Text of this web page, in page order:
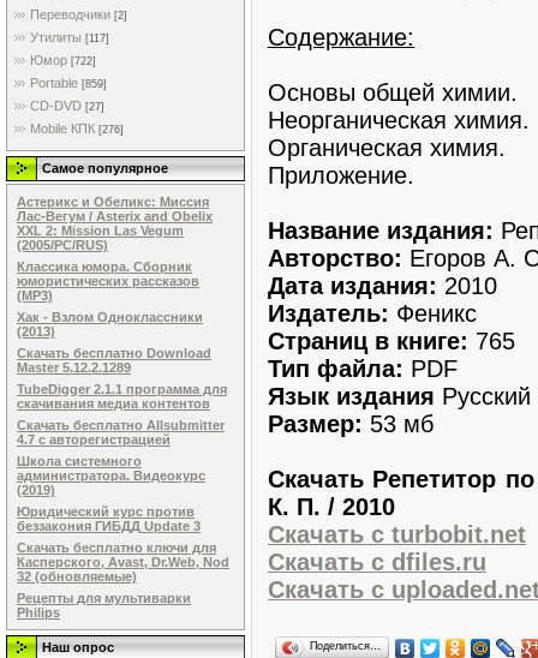
Переводчики [2]
Утилиты [117]
Юмор [722]
Portable [859]
CD-DVD [27]
Mobile КПК [276]
Самое популярное
Астерикс и Обеликс: Миссия
Лас-Вегум / Asterix and Obelix
XXL 2: Mission Las Vegum
(2005/PC/RUS)
Классика юмора. Сборник
юмористических рассказов
(MP3)
Хак - Взлом Одноклассники
(2013)
Скачать бесплатно Download
Master 5.12.2.1289
TubeDigger 2.1.1 программа для
скачивания медиа контентов
Скачать бесплатно Allsubmitter
4.7 с авторегистрацией
Школа системного
администратора. Видеокурс
(2019)
Юридический курс против
беззакония ГИБДД Update 3
Скачать бесплатно ключи для
Касперского, Avast, Dr.Web, Nod
32 (обновляемые)
Рецепты для мультиварки
Philips
Наш опрос
Содержание:
Основы общей химии.
Неорганическая химия.
Органическая химия.
Приложение.
Название издания:
Авторство: Егоров А.
Дата издания: 2010
Издатель: Феникс
Страниц в книге: 765
Тип файла: PDF
Язык издания Русский
Размер: 53 мб
Скачать Репетитор
К. П. / 2010
Скачать с turbobit.net
Скачать с dfiles.ru
Скачать с
Поделиться…